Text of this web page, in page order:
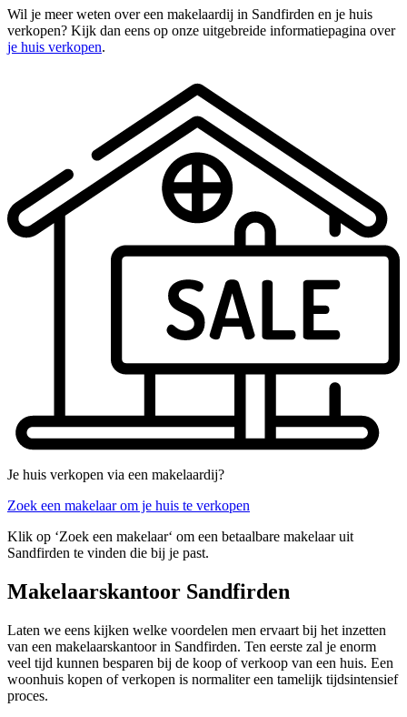
Wil je meer weten over een makelaardij in Sandfirden en je huis
verkopen? Kijk dan eens op onze uitgebreide informatiepagina over
je huis verkopen.
Je huis verkopen via een makelaardij?
Zoek een makelaar om je huis te verkopen
Klik op ‘Zoek een makelaar‘ om een betaalbare makelaar uit
Sandfirden te vinden die bij je past.
Makelaarskantoor Sandfirden
Laten we eens kijken welke voordelen men ervaart bij het inzetten
van een makelaarskantoor in Sandfirden. Ten eerste zal je enorm
veel tijd kunnen besparen bij de koop of verkoop van een huis. Een
woonhuis kopen of verkopen is normaliter een tamelijk tijdsintensief
proces.